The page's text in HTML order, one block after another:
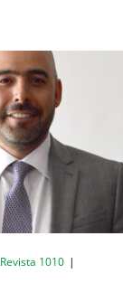
Revista 1010 |